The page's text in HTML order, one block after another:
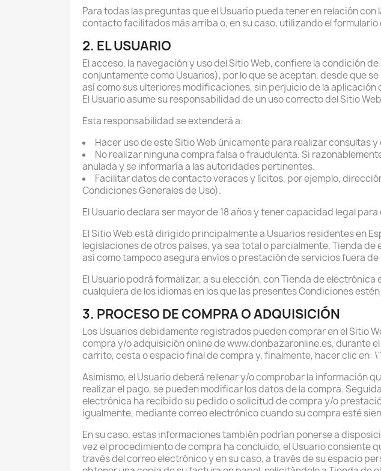
Para todas las preguntas que el Usuario pueda tener en relación
contacto facilitados más arriba o, en su caso, utilizando el
2. EL USUARIO
El acceso, la navegación y uso del Sitio Web, confiere la condición
conjuntamente como Usuarios), por lo que se aceptan, desde que
así como sus ulteriores modificaciones, sin perjuicio de la
El Usuario asume su responsabilidad de un uso correcto del Sitio
Esta responsabilidad se extenderá a:
Hacer uso de este Sitio Web únicamente para realizar consultas
No realizar ninguna compra falsa o fraudulenta. Si
anulada y se informaría a las autoridades pertinentes.
Facilitar datos de contacto veraces y lícitos, por ejemplo,
Condiciones Generales de Uso).
El Usuario declara ser mayor de 18 años y tener capacidad legal
El Sitio Web está dirigido principalmente a Usuarios residentes en
legislaciones de otros países, ya sea total o parcialmente. Tienda
así como tampoco asegura envíos o prestación de servicios fuera de
El Usuario podrá formalizar, a su elección, con Tienda de
cualquiera de los idiomas en los que las presentes Condiciones
3. PROCESO DE COMPRA O ADQUISICIÓN
Los Usuarios debidamente registrados pueden comprar en el Sitio
compra y/o adquisición online de www.donbazaronline.es, durante
carrito, cesta o espacio final de compra y, finalmente, hacer clic en:
Asimismo, el Usuario deberá rellenar y/o comprobar la información
realizar el pago, se pueden modificar los datos de la compra.
electrónica ha recibido su pedido o solicitud de compra y/o
igualmente, mediante correo electrónico cuando su compra esté
En su caso, estas informaciones también podrían ponerse a
vez el procedimiento de compra ha concluido, el Usuario consiente
través del correo electrónico y en su caso, a través de su espacio